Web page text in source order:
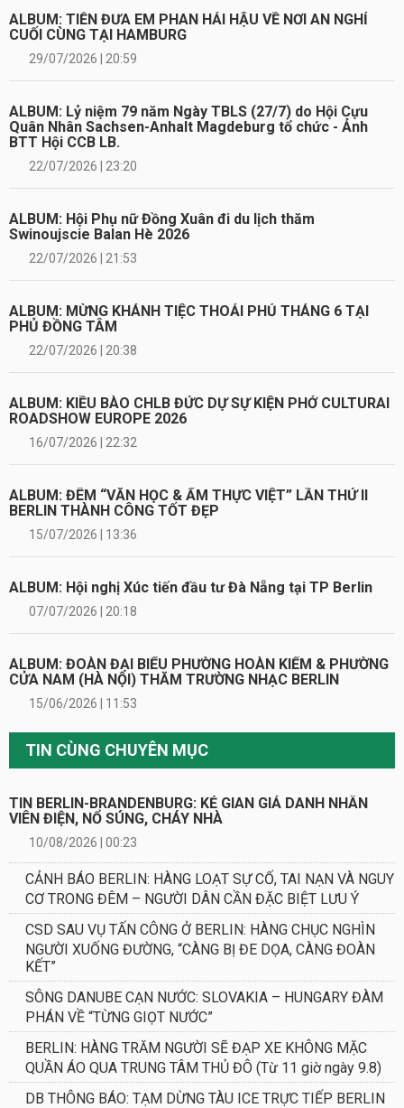
ALBUM: TIỄN ĐƯA EM PHAN HẢI HẬU VỀ NƠI AN NGHỈ
CUỐI CÙNG TẠI HAMBURG
29/07/2026 | 20:59
ALBUM: Lỷ niệm 79 năm Ngày TBLS (27/7) do Hội Cựu
Quân Nhân Sachsen-Anhalt Magdeburg tổ chức - Ảnh
BTT Hội CCB LB.
22/07/2026 | 23:20
ALBUM: Hội Phụ nữ Đồng Xuân đi du lịch thăm
Swinoujscie Balan Hè 2026
22/07/2026 | 21:53
ALBUM: MỪNG KHÁNH TIỆC THOẢI PHỦ THÁNG 6 TẠI
PHỦ ĐỒNG TÂM
22/07/2026 | 20:38
ALBUM: KIỀU BÀO CHLB ĐỨC DỰ SỰ KIỆN PHỞ CULTURAI
ROADSHOW EUROPE 2026
16/07/2026 | 22:32
ALBUM: ĐÊM “VĂN HỌC & ẨM THỰC VIỆT” LẦN THỨ II
BERLIN THÀNH CÔNG TỐT ĐẸP
15/07/2026 | 13:36
ALBUM: Hội nghị Xúc tiến đầu tư Đà Nẵng tại TP Berlin
07/07/2026 | 20:18
ALBUM: ĐOÀN ĐẠI BIỂU PHƯỜNG HOÀN KIẾM & PHƯỜNG
CỬA NAM (HÀ NỘI) THĂM TRƯỜNG NHẠC BERLIN
15/06/2026 | 11:53
TIN CÙNG CHUYÊN MỤC
TIN BERLIN-BRANDENBURG: KẺ GIAN GIẢ DANH NHÂN
VIÊN ĐIỆN, NỔ SÚNG, CHÁY NHÀ
10/08/2026 | 00:23
CẢNH BÁO BERLIN: HÀNG LOẠT SỰ CỐ, TAI NẠN VÀ NGUY
CƠ TRONG ĐÊM – NGƯỜI DÂN CẦN ĐẶC BIỆT LƯU Ý
CSD SAU VỤ TẤN CÔNG Ở BERLIN: HÀNG CHỤC NGHÌN
NGƯỜI XUỐNG ĐƯỜNG, “CÀNG BỊ ĐE DỌA, CÀNG ĐOÀN
KẾT”
SÔNG DANUBE CẠN NƯỚC: SLOVAKIA – HUNGARY ĐÀM
PHÁN VỀ “TỪNG GIỌT NƯỚC”
BERLIN: HÀNG TRĂM NGƯỜI SẼ ĐẠP XE KHÔNG MẶC
QUẦN ÁO QUA TRUNG TÂM THỦ ĐÔ (Từ 11 giờ ngày 9.8)
DB THÔNG BÁO: TẠM DỪNG TÀU ICE TRỰC TIẾP BERLIN